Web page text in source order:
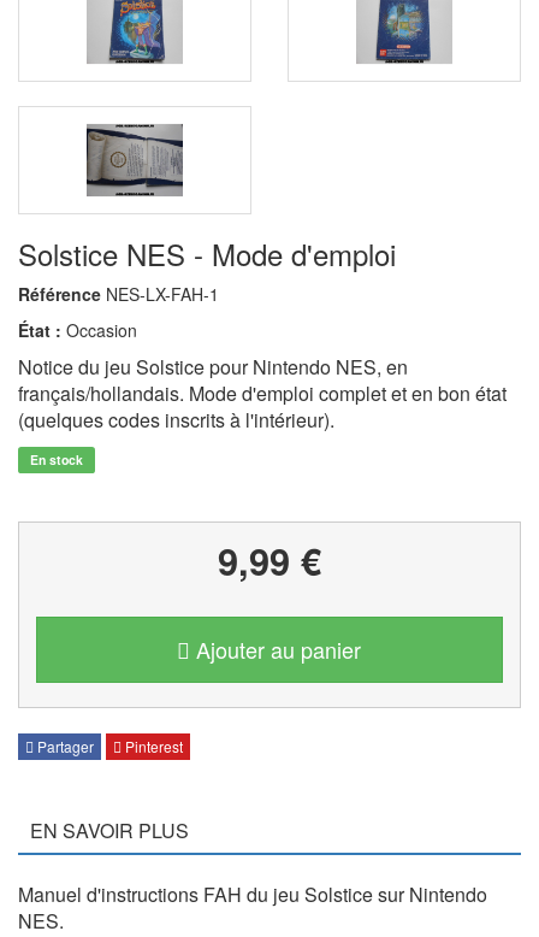
Solstice NES - Mode d'emploi
Référence NES-LX-FAH-1
État : Occasion
Notice du jeu Solstice pour Nintendo NES, en
français/hollandais. Mode d'emploi complet et en bon état
(quelques codes inscrits à l'intérieur).
En stock
9,99 €
Ajouter au panier
Partager Pinterest
EN SAVOIR PLUS
Manuel d'instructions FAH du jeu Solstice sur Nintendo
NES.